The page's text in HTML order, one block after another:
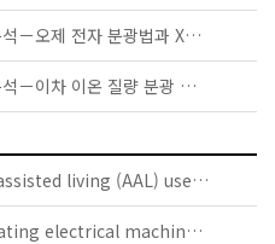
KS D ISO 19319 - 표면 화학 분석－오제 전자 분광법과 X선 광전자 분광법－측면 분해능, 분석 영역,분석기로 측정한 시료 범위의 결정
KS D ISO 20341 - 표면 화학 분석－이차 이온 질량 분광 분석법－다중 델타층 기준 물질을 이용한 깊이 분해능 파라미터의 평가 방법
IEC TS 63134:2020 - Active assisted living (AAL) use cases
IEC 60034-5:2020 RLV - Rotating electrical machines - Part 5: Degrees of protection provided by the integral design of rotating electrical machines (IP code) - Classification